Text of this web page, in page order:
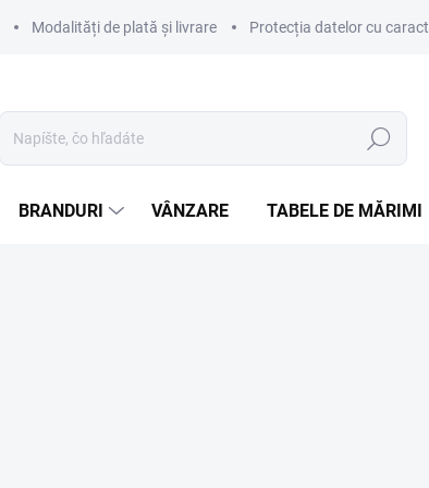
Modalități de plată și livrare Protecția datelor cu
Hľadať
BRANDURI VÂNZARE TABELE DE MĂRIMI